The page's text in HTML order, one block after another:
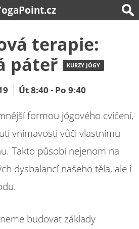
terapie:
páteř
KURZY JÓGY
Út 8:40 - Po 9:40
formou jógového cvičení,
vnímavosti vůči vlastnímu
Takto působí nejenom na
dysbalancí našeho těla, ale i
budovat základy